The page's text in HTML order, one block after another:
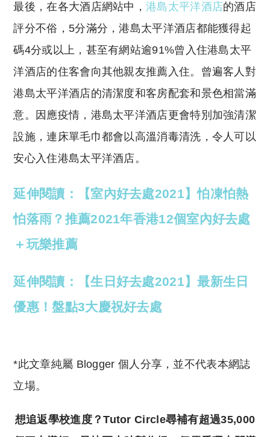
最後，在各大酒店網站中，港島太平洋酒店的酒店
評分不俗，5分滿分，港島太平洋酒店都能獲得起
碼4分或以上，甚至有網站逾91%曾入住港島太平
洋酒店的住客會向其他親友推薦入住。曾遍客人對
港島太平洋酒店的清潔度和客房配套和景色相當滿
意。因應疫情，港島太平洋酒店更會特別加強清潔
設施，連床單毛巾都會以高溫消毒清洗，令人可以
安心入住港島太平洋酒店。
延伸閱讀：【室內好去處2021】怕凍怕熱
怕落雨？推薦2021年香港12個室內好去處
＋玩樂推薦
延伸閱讀：【生日好去處2021】最新生日
優惠！盤點3大慶祝好去處
*此文章純屬 Blogger 個人分享，並不代表本網誌
立場。
想追返學校進度？Tutor Circle尋補有超過35,000